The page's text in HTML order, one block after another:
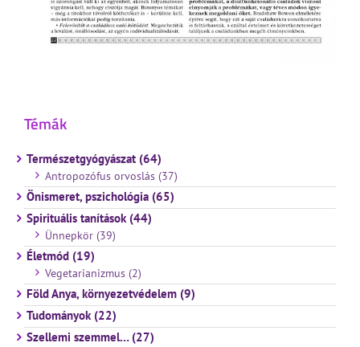
Témák
Természetgyógyászat (64)
Antropozófus orvoslás (37)
Önismeret, pszichológia (65)
Spirituális tanítások (44)
Ünnepkör (39)
Életmód (19)
Vegetarianizmus (2)
Föld Anya, környezetvédelem (9)
Tudományok (22)
Szellemi szemmel… (27)